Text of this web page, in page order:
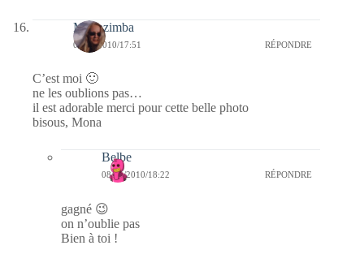
Monazimba
08/01/2010/17:51 RÉPONDRE
C’est moi 🙂
ne les oublions pas…
il est adorable merci pour cette belle photo
bisous, Mona
Belbe
08/01/2010/18:22 RÉPONDRE
gagné 😉
on n’oublie pas
Bien à toi !